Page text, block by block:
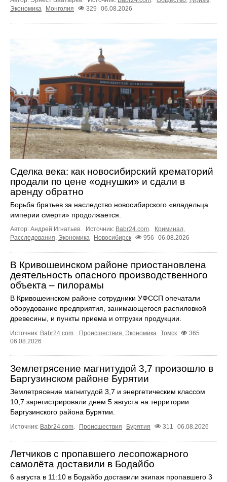
Экономика
Монголия 329 06.08.2026
Сделка века: как новосибирский крематорий
продали по цене «однушки» и сдали в
аренду обратно
Борьба братьев за наследство новосибирского «владельца
империи смерти» продолжается.
Автор: Андрей Игнатьев. Источник: Babr24.com. Криминал,
Расследования, Экономика Новосибирск 956 06.08.2026
В Кривошеинском районе приостановлена
деятельность опасного производственного
объекта – пилорамы
В Кривошеинском районе сотрудники УФССП опечатали
оборудование предприятия, занимающегося распиловкой
древесины, и пункты приема и отгрузки продукции.
Источник: Babr24.com. Происшествия, Экономика Томск
365
06.08.2026
Землетрясение магнитудой 3,7 произошло в
Баргузинском районе Бурятии
Землетрясение магнитудой 3,7 и энергетическим классом
10,7 зарегистрировали днем 5 августа на территории
Баргузинского района Бурятии.
Источник: Babr24.com. Происшествия Бурятия 311 06.08.2026
Летчиков с пропавшего лесопожарного
самолёта доставили в Бодайбо
6 августа в 11:10 в Бодайбо доставили экипаж пропавшего 3